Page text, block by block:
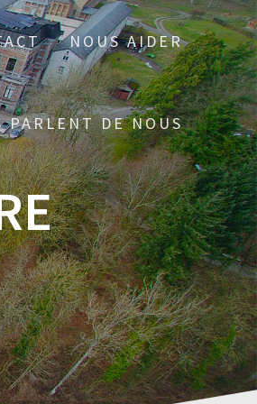
NOUS AIDER
PARLENT DE NOUS